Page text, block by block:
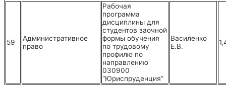
59
Административное
право
Рабочая
программа
дисциплины для
студентов заочной
формы обучения
по трудовому
профилю по
направлению
030900
“Юриспруденция”
Василенко
Е.В.